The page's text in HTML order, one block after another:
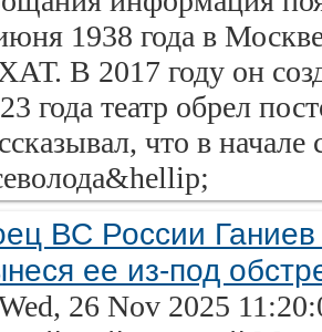
1938 года в
В 2017 году он
года театр обрел
что в
ВС России Ганиев
ее из-под
26 Nov 2025